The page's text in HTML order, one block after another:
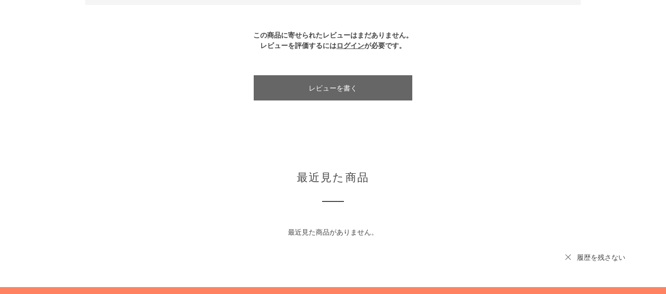
この商品に寄せられたレビューはまだありません。
レビューを評価するにはログインが必要です。
レビューを書く
最近見た商品
最近見た商品がありません。
履歴を残さない